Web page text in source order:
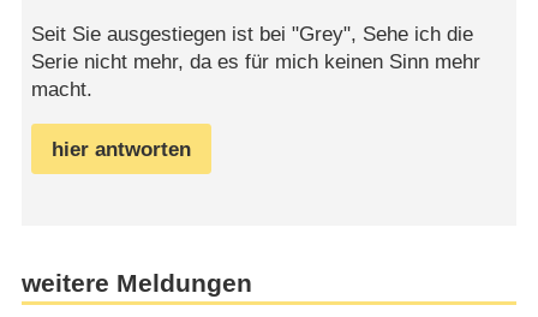
Seit Sie ausgestiegen ist bei "Grey", Sehe ich die
Serie nicht mehr, da es für mich keinen Sinn mehr
macht.
hier antworten
weitere Meldungen